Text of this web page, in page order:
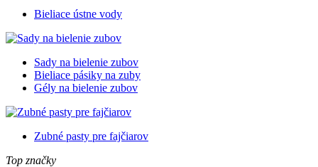
Bieliace ústne vody
Sady na bielenie zubov
Bieliace pásiky na zuby
Gély na bielenie zubov
Zubné pasty pre fajčiarov
Top značky